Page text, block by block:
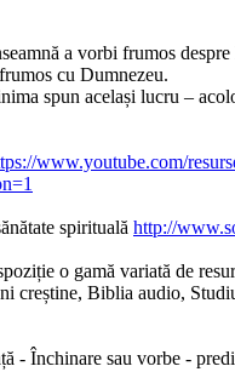
a vorbi frumos
cu Dumnezeu.
spun același lucru –
www.youtube.com/
spirituală http://
o gamă variată de
creștine, Biblia audio,
- Închinare sau vorbe -